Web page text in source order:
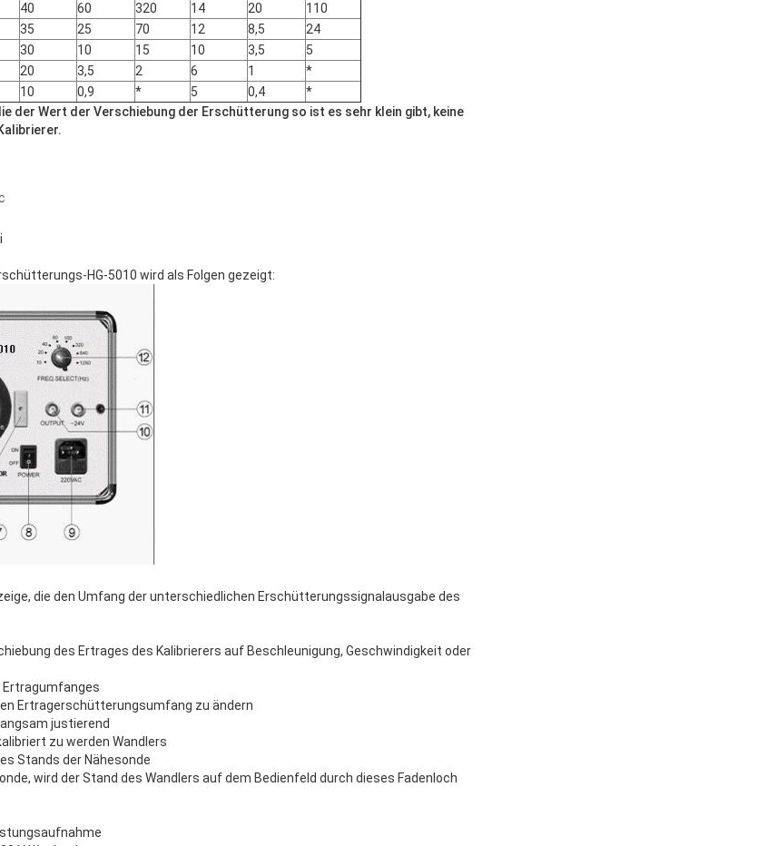
40 60 320 14 20
110
35 25 70 12 8,5
24
30 10 15 10 3,5
5
20 3,5 2 6 1
*
10 0,9 * 5 0,4
*
der Wert der Verschiebung der Erschütterung so ist es sehr klein gibt, keine
HG-5010 wird als Folgen gezeigt:
die den Umfang der unterschiedlichen Erschütterungssignalausgabe des
des Ertrages des Kalibrierers auf Beschleunigung, Geschwindigkeit oder
Ertragerschütterungsumfang zu ändern
justierend
zu werden Wandlers
Stands der Nähesonde
wird der Stand des Wandlers auf dem Bedienfeld durch dieses Fadenloch